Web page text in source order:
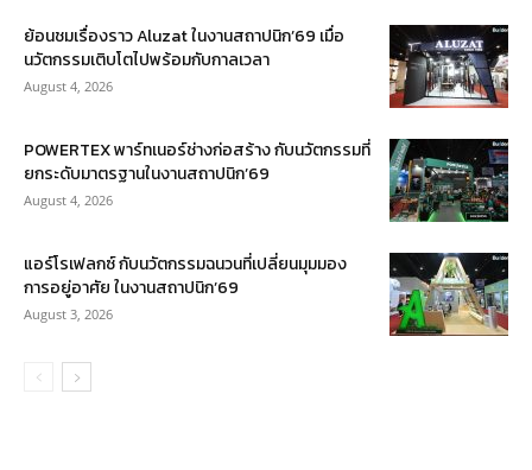
ย้อนชมเรื่องราว Aluzat ในงานสถาปนิก’69 เมื่อ
นวัตกรรมเติบโตไปพร้อมกับกาลเวลา
August 4, 2026
POWERTEX พาร์ทเนอร์ช่างก่อสร้าง กับนวัตกรรมที่
ยกระดับมาตรฐานในงานสถาปนิก’69
August 4, 2026
แอร์โรเฟลกซ์ กับนวัตกรรมฉนวนที่เปลี่ยนมุมมอง
การอยู่อาศัย ในงานสถาปนิก’69
August 3, 2026